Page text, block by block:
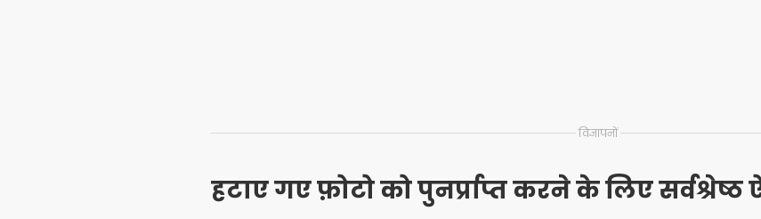
विज्ञापनों
हटाए गए फ़ोटो को पुनर्प्राप्त करने के लिए सर्वश्रेष्ठ